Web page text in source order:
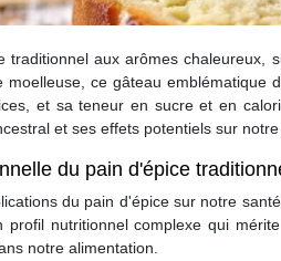
traditionnel aux arômes chaleureux,
ce gâteau emblématique
et sa teneur en sucre et en
et ses effets potentiels sur
du pain d'épice
du pain d'épice sur notre
profil nutritionnel complexe qui
notre alimentation.